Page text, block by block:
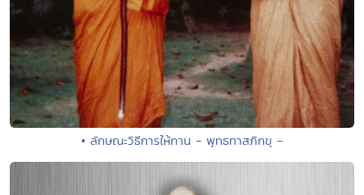
• ลักษณะวิธีการให้ทาน - พุทธทาสภิกขุ -